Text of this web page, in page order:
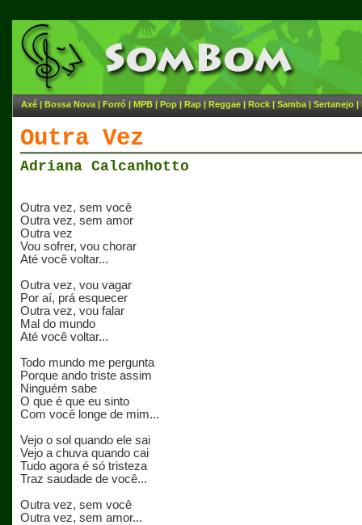
Axé | Bossa Nova | Forró | MPB | Pop | Rap | Reggae | Rock | Samba | Sertanejo |
Outra Vez
Adriana Calcanhotto
Outra vez, sem você
Outra vez, sem amor
Outra vez
Vou sofrer, vou chorar
Até você voltar...
Outra vez, vou vagar
Por aí, prá esquecer
Outra vez, vou falar
Mal do mundo
Até você voltar...
Todo mundo me pergunta
Porque ando triste assim
Ninguém sabe
O que é que eu sinto
Com você longe de mim...
Vejo o sol quando ele sai
Vejo a chuva quando cai
Tudo agora é só tristeza
Traz saudade de você...
Outra vez, sem você
Outra vez, sem amor...